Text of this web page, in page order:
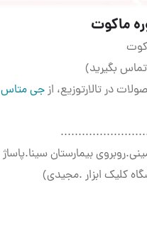
ماکوت
بگیرید)
در تالارتوزیع، ازجی متاس
بیمارستان سینا.پاساژ